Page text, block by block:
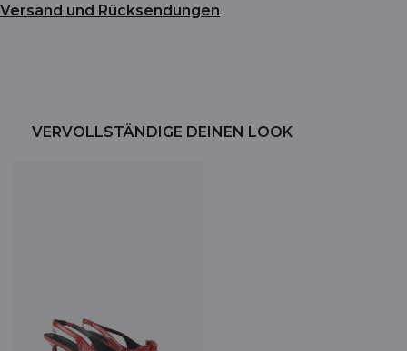
Versand und Rücksendungen
VERVOLLSTÄNDIGE DEINEN LOOK